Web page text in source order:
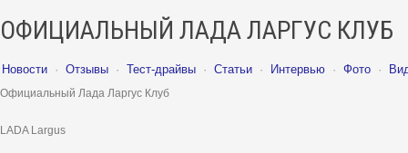
ОФИЦИАЛЬНЫЙ ЛАДА ЛАРГУС КЛУБ
Новости · Отзывы · Тест-драйвы · Статьи · Интервью · Фото ·
Официальный Лада Ларгус Клуб
LADA Largus